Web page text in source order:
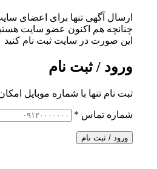
ارسال آگهی تنها برای اعضای
چنانچه هم‌ اکنون عضو سایت
این صورت در سایت ثبت نام کنید
ورود / ثبت نام
ثبت نام تنها با شماره موبایل
شماره تماس *
ورود / ثبت نام